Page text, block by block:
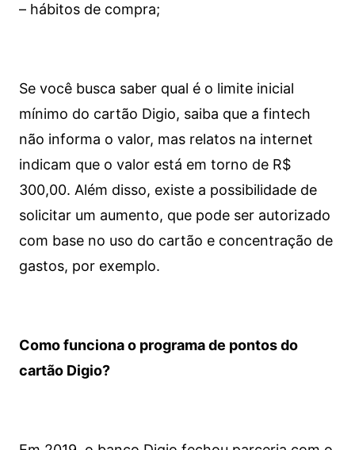
– hábitos de compra;
Se você busca saber qual é o limite inicial
mínimo do cartão Digio, saiba que a fintech
não informa o valor, mas relatos na internet
indicam que o valor está em torno de R$
300,00. Além disso, existe a possibilidade de
solicitar um aumento, que pode ser autorizado
com base no uso do cartão e concentração de
gastos, por exemplo.
Como funciona o programa de pontos do
cartão Digio?